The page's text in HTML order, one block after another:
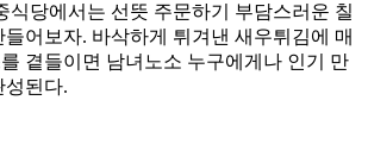
식당에서는 선뜻 주문하기 부담스러운 칠
어보자. 바삭하게 튀겨낸 새우튀김에 매
곁들이면 남녀노소 누구에게나 인기 만
성된다.